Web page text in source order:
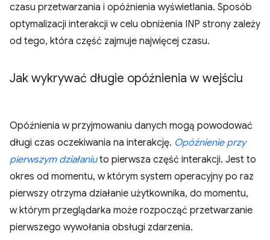
czasu przetwarzania i opóźnienia wyświetlania. Sposób
optymalizacji interakcji w celu obniżenia INP strony zależy
od tego, która część zajmuje najwięcej czasu.
Jak wykrywać długie opóźnienia w wejściu
Opóźnienia w przyjmowaniu danych mogą powodować
długi czas oczekiwania na interakcję. Opóźnienie przy
pierwszym działaniuto pierwsza część interakcji. Jest to
okres od momentu, w którym system operacyjny po raz
pierwszy otrzyma działanie użytkownika, do momentu,
w którym przeglądarka może rozpocząć przetwarzanie
pierwszego wywołania obsługi zdarzenia.